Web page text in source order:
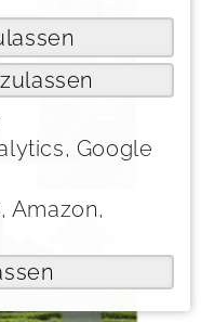
Google
Amazon,